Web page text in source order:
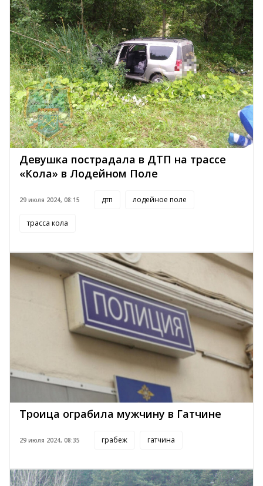
Девушка пострадала в ДТП на трассе
«Кола» в Лодейном Поле
29 июля 2024, 08:15 дтп лодейное поле
трасса кола
Троица ограбила мужчину в Гатчине
29 июля 2024, 08:35 грабеж гатчина